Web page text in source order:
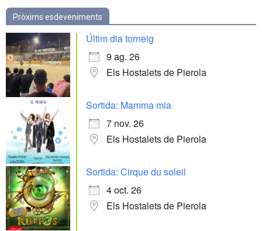
Pròxims esdeveniments
Últim dia torneig
9 ag. 26
Els Hostalets de Pierola
Sortida: Mamma mia
7 nov. 26
Els Hostalets de Pierola
Sortida: Cirque du soleil
4 oct. 26
Els Hostalets de Pierola